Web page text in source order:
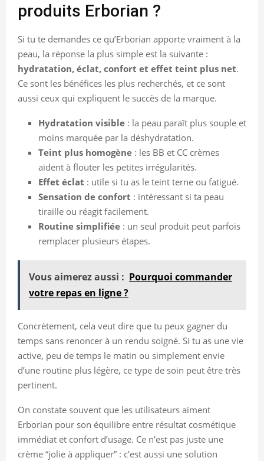
produits Erborian ?
Si tu te demandes ce qu’Erborian apporte vraiment à la
peau, la réponse la plus simple est la suivante :
hydratation, éclat, confort et effet teint plus net.
Ce sont les bénéfices les plus recherchés, et ce sont
aussi ceux qui expliquent le succès de la marque.
Hydratation visible : la peau paraît plus souple et
moins marquée par la déshydratation.
Teint plus homogène : les BB et CC crèmes
aident à flouter les petites irrégularités.
Effet éclat : utile si tu as le teint terne ou fatigué.
Sensation de confort : intéressant si ta peau
tiraille ou réagit facilement.
Routine simplifiée : un seul produit peut parfois
remplacer plusieurs étapes.
Vous aimerez aussi : Pourquoi commander
votre repas en ligne ?
Concrètement, cela veut dire que tu peux gagner du
temps sans renoncer à un rendu soigné. Si tu as une vie
active, peu de temps le matin ou simplement envie
d’une routine plus légère, ce type de soin peut être très
pertinent.
On constate souvent que les utilisateurs aiment
Erborian pour son équilibre entre résultat cosmétique
immédiat et confort d’usage. Ce n’est pas juste une
crème “jolie à appliquer” : c’est aussi une solution